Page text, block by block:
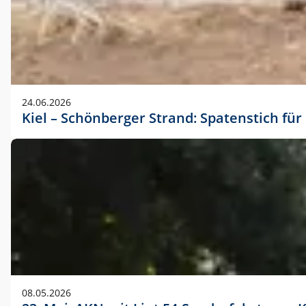
24.06.2026
Kiel – Schönberger Strand: Spatenstich
08.05.2026